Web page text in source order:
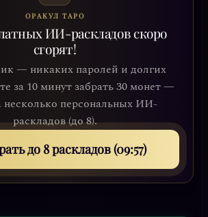
ОРАКУЛ ТАРО
ИИ-раскладов скоро
сгорят!
— никаких паролей и долгих
за 10 минут забрать 30 монет —
несколько персональных ИИ-
раскладов (до 8).
до 8 раскладов (09:53)